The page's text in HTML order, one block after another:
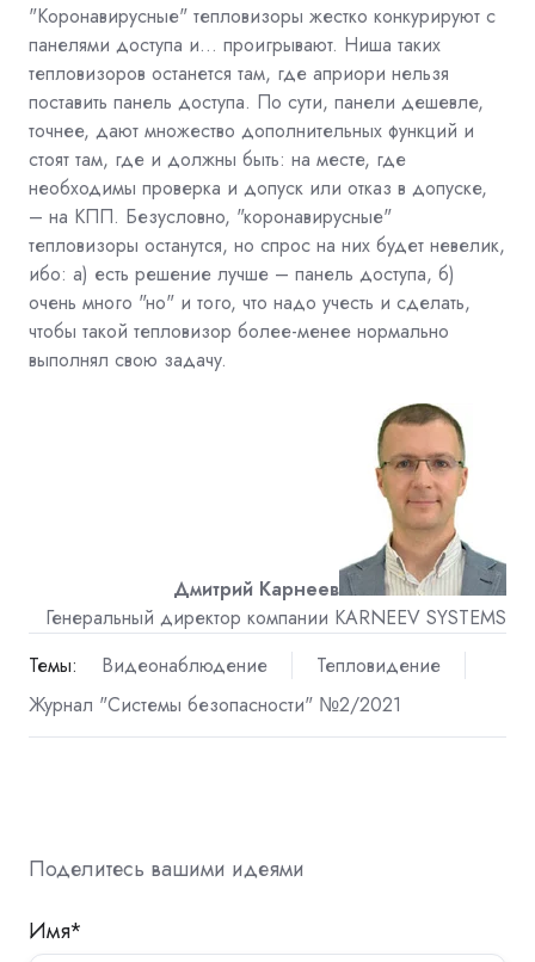
"Коронавирусные" тепловизоры жестко конкурируют с
панелями доступа и… проигрывают. Ниша таких
тепловизоров останется там, где априори нельзя
поставить панель доступа. По сути, панели дешевле,
точнее, дают множество дополнительных функций и
стоят там, где и должны быть: на месте, где
необходимы проверка и допуск или отказ в допуске,
– на КПП. Безусловно, "коронавирусные"
тепловизоры останутся, но спрос на них будет невелик,
ибо: а) есть решение лучше – панель доступа, б)
очень много "но" и того, что надо учесть и сделать,
чтобы такой тепловизор более-менее нормально
выполнял свою задачу.
Дмитрий Карнеев
Генеральный директор компании KARNEEV SYSTEMS
Темы:
Видеонаблюдение
Тепловидение
Журнал "Системы безопасности" №2/2021
Поделитесь вашими идеями
Имя*